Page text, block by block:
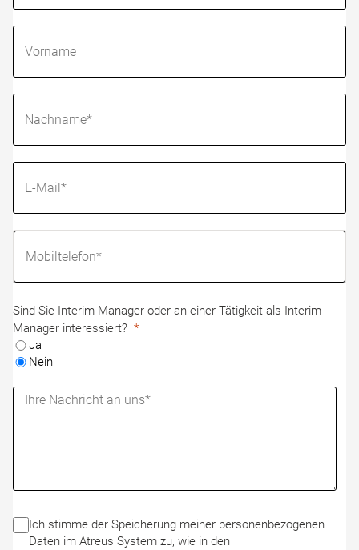
Sind Sie Interim Manager oder an einer Tätigkeit als Interim
Manager interessiert?
Ja
Nein
Ich stimme der Speicherung meiner personenbezogenen
Daten im Atreus System zu, wie in den